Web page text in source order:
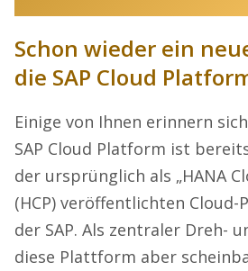
Schon wieder ein
die SAP Cloud
Einige von Ihnen erinnern
SAP Cloud Platform ist
der ursprünglich als „HANA
(HCP) veröffentlichten
der SAP. Als zentraler Dreh-
diese Plattform aber